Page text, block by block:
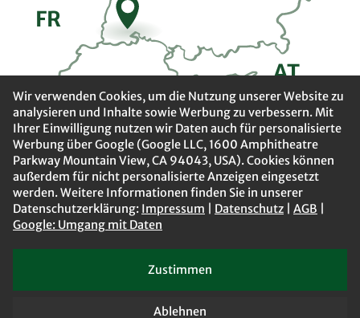
AT
CH
FR
DatenschutzAGB
Wir verwenden Cookies, um die Nutzung unserer Website zu
analysieren und Inhalte sowie Werbung zu verbessern. Mit
Ihrer Einwilligung nutzen wir Daten auch für personalisierte
Werbung über Google (Google LLC, 1600 Amphitheatre
Parkway Mountain View, CA 94043, USA). Cookies können
außerdem für nicht personalisierte Anzeigen eingesetzt
werden. Weitere Informationen finden Sie in unserer
Datenschutzerklärung: Impressum Datenschutz AGB
Google: Umgang mit Daten
Zustimmen
Ablehnen